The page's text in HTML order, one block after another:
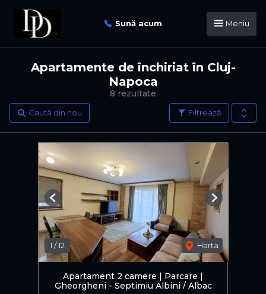
Sună acum Meniu
8 rezultate
Apartamente de închiriat în Cluj-
Napoca
Filtrează
Caută din nou
1 /12 Harta
Previous Next
Apartament 2 camere | Parcare |
Gheorgheni - Septimiu Albini / Albac